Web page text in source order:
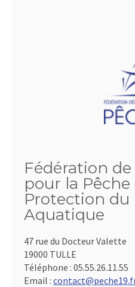
Fédération de
pour la Pêche
Protection du
Aquatique
47 rue du Docteur Valette
19000 TULLE
Téléphone : 05.55.26.11.55
Email :